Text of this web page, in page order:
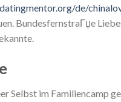
de/
BundesfernstraГџe
Selbst im Familiencamp